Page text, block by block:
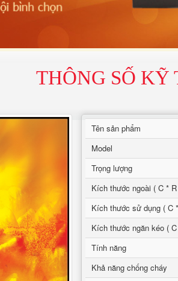
THÔNG SỐ KỸ
Tên sản phẩm
Model
Trọng lượng
Kích thước ngoài ( C *
Kích thước sử dụng ( C
Kích thước ngăn kéo (
Tính năng
Khả năng chống cháy